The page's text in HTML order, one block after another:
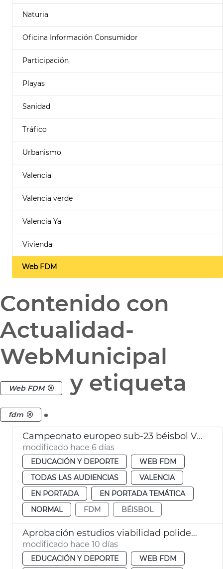
Naturia
Oficina Información Consumidor
Participación
Playas
Sanidad
Tráfico
Urbanismo
Valencia
Valencia verde
Valencia Ya
Vivienda
Web FDM
Contenido con
Actualidad-
WebMunicipal
Web FDM y etiqueta
fdm .
Campeonato europeo sub-23 béisbol València
modificado hace 6 días
EDUCACIÓN Y DEPORTE
WEB FDM
TODAS LAS AUDIENCIAS
VALENCIA
EN PORTADA
EN PORTADA TEMÁTICA
NORMAL
FDM BÉISBOL
Aprobación estudios viabilidad polideportivos San Isidro Marxalenes
modificado hace 10 días
EDUCACIÓN Y DEPORTE
WEB FDM